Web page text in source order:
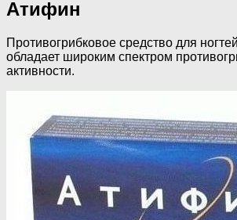
Атифин
Противогрибковое средство для
обладает широким спектром
активности.